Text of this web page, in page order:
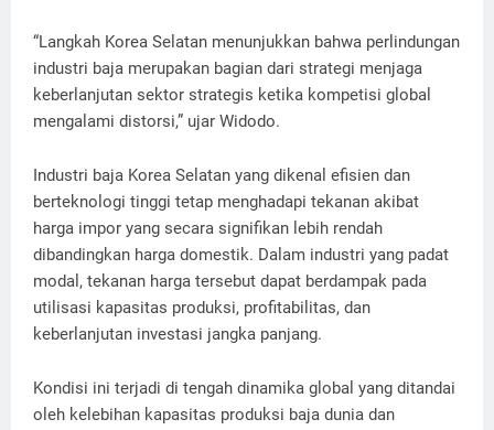
“Langkah Korea Selatan menunjukkan bahwa perlindungan
industri baja merupakan bagian dari strategi menjaga
keberlanjutan sektor strategis ketika kompetisi global
mengalami distorsi,” ujar Widodo.
Industri baja Korea Selatan yang dikenal efisien dan
berteknologi tinggi tetap menghadapi tekanan akibat
harga impor yang secara signifikan lebih rendah
dibandingkan harga domestik. Dalam industri yang padat
modal, tekanan harga tersebut dapat berdampak pada
utilisasi kapasitas produksi, profitabilitas, dan
keberlanjutan investasi jangka panjang.
Kondisi ini terjadi di tengah dinamika global yang ditandai
oleh kelebihan kapasitas produksi baja dunia dan